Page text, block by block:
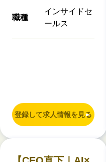
職種
インサイドセ
ールス
登録して求人情報を見る